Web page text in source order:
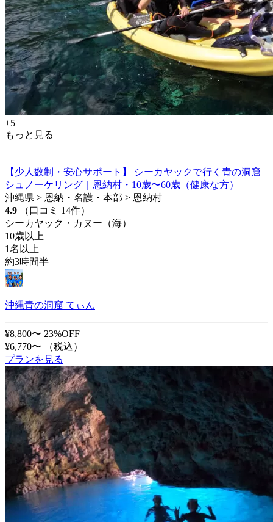
+5
もっと見る
【少人数制・安心サポート】 シーカヤックで行く青の洞窟
シュノーケリング｜恩納村・10歳〜60歳（健康な方）
沖縄県 > 恩納・名護・本部 > 恩納村
4.9
（口コミ 14件）
シーカヤック・カヌー（海）
10歳以上
1名以上
約3時間半
沖縄青の洞窟 てぃん
¥8,800〜 23%OFF
¥6,770〜
（税込）
プランを見る